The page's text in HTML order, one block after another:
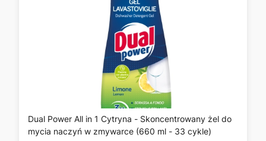
Dual Power All in 1 Cytryna - Skoncentrowany żel do
mycia naczyń w zmywarce (660 ml - 33 cykle)